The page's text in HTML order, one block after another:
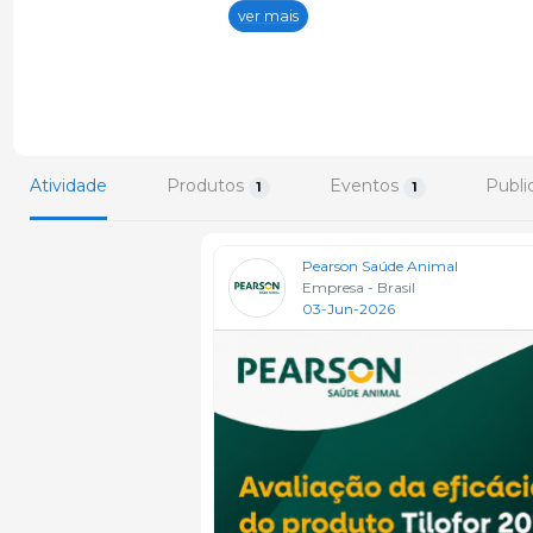
Doramec e Unguento Pearson
atuando como uma unidade de
ver mais
Atividade Produtos 1 Eventos 1
Pearson Saúde Animal
Empresa - Brasil
03-Jun-2026